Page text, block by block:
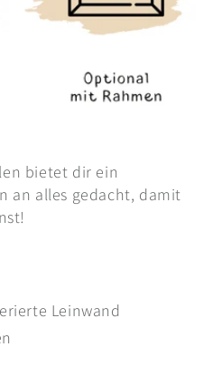
bietet dir ein
an alles gedacht, damit
Leinwand